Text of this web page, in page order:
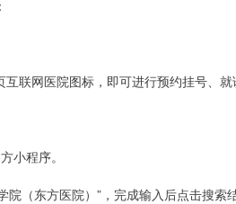
联网医院图标，即可进行预约挂号、就
小程序。
院（东方医院）”，完成输入后点击搜索